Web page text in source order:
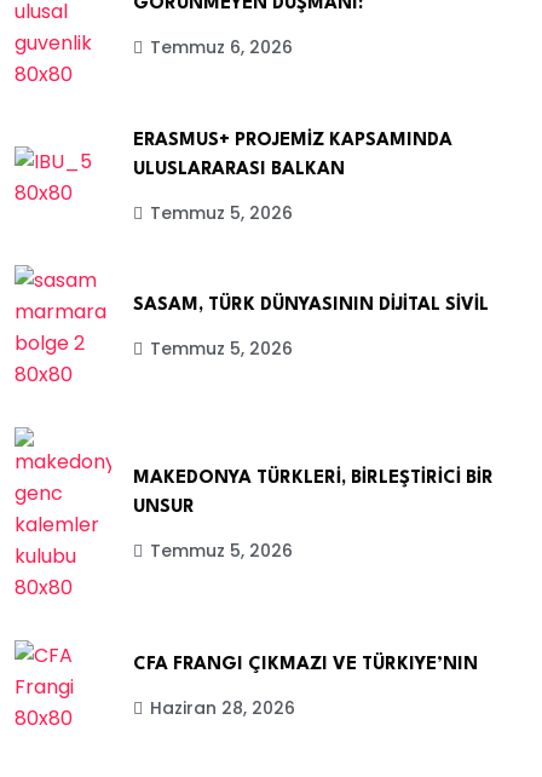
GÖRÜNMEYEN DÜŞMANI:
Temmuz 6, 2026
ERASMUS+ PROJEMİZ KAPSAMINDA
ULUSLARARASI BALKAN
Temmuz 5, 2026
SASAM, TÜRK DÜNYASININ DİJİTAL SİVİL
Temmuz 5, 2026
MAKEDONYA TÜRKLERİ, BİRLEŞTİRİCİ BİR
UNSUR
Temmuz 5, 2026
CFA FRANGI ÇIKMAZI VE TÜRKIYE’NIN
Haziran 28, 2026